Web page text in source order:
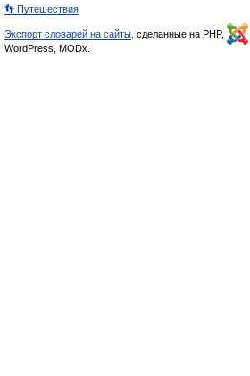
👣 Путешествия
Экспорт словарей на сайты , сделанные на PHP,
WordPress, MODx.